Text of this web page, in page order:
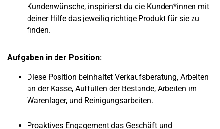
Kundenwünsche, inspirierst du die Kunden*innen mit
deiner Hilfe das jeweilig richtige Produkt für sie zu
finden.
Aufgaben in der Position:
Diese Position beinhaltet Verkaufsberatung, Arbeiten
an der Kasse, Auffüllen der Bestände, Arbeiten im
Warenlager, und Reinigungsarbeiten.
Proaktives Engagement das Geschäft und